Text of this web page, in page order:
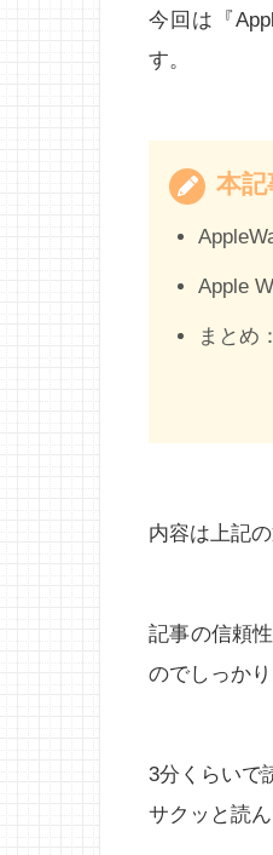
今回は『
す。
本記
Apple
まとめ
内容は上記の
記事の信頼
のでしっか
3分くらいで
サクッと読